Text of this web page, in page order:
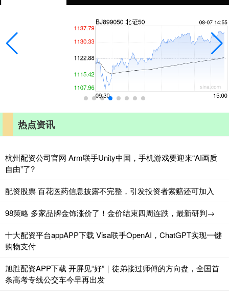
热点资讯
杭州配资公司官网 Arm联手Unity中国，手机游戏要迎来“AI画质
自由”了?
配资股票 百花医药信息披露不完整，引发投资者索赔还可加入
98策略 多家品牌金饰涨价了！金价结束四周连跌，最新研判→
十大配资平台appAPP下载 Visa联手OpenAI，ChatGPT实现一键
购物支付
旭胜配资APP下载 开屏见“好”｜徒弟接过师傅的方向盘，全国首
条高考专线公交车今早再出发